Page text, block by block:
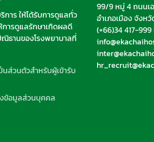
าร ให้ได้รับการดูแลทั่ว
การดูแลรักษาเกิดผลดี
ธานของโรงพยาบาลที่
ส่วนตัวสำหรับผู้เข้ารับ
ข้อมูลส่วนบุคคล
99/9 หมู่ 4 ถนนเ
อำเภอเมือง จังห
(+66)34 417-999